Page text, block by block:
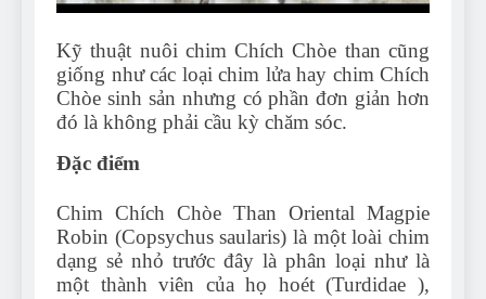
Kỹ thuật nuôi chim Chích Chòe than cũng
giống như các loại chim lửa hay chim Chích
Chòe sinh sản nhưng có phần đơn giản hơn
đó là không phải cầu kỳ chăm sóc.
Đặc điểm
Chim Chích Chòe Than Oriental Magpie
Robin (Copsychus saularis) là một loài chim
dạng sẻ nhỏ trước đây là phân loại như là
một thành viên của họ hoét (Turdidae ),